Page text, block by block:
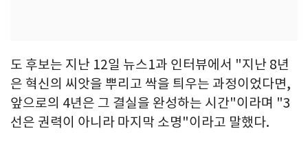
도 후보는 지난 12일 뉴스1과 인터뷰에서 "지난 8년
은 혁신의 씨앗을 뿌리고 싹을 틔우는 과정이었다면,
앞으로의 4년은 그 결실을 완성하는 시간"이라며 "3
선은 권력이 아니라 마지막 소명"이라고 말했다.